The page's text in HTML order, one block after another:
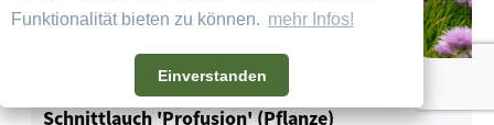
Funktionalität bieten zu können. mehr Infos!
Einverstanden
Schnittlauch 'Profusion' (Pflanze)